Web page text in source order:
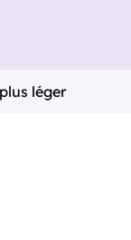
léger